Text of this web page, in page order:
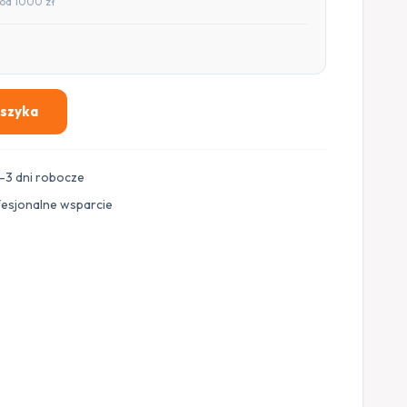
dni robocze
wsparcie